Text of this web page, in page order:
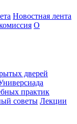
Новостная лента
О
дверей
практик
советы Лекции